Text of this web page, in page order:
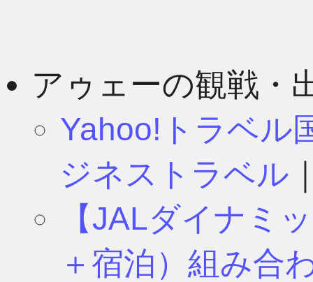
8月
7月
6月
11月
10月
9月
アゥェーの観戦・
Yahoo!トラベル
ジネストラベル
【JALダイナミ
＋宿泊）組み合